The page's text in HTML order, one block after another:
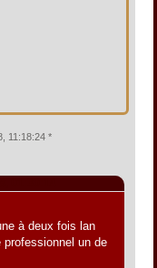
11:18:24 *
à deux fois lan
un de